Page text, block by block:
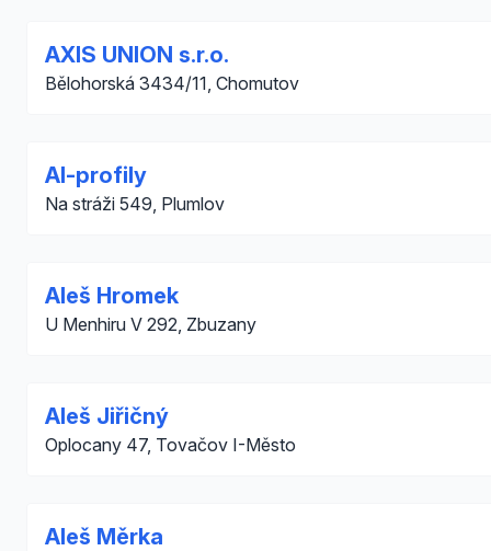
AXIS UNION s.r.o.
Bělohorská 3434/11, Chomutov
Al-profily
Na stráži 549, Plumlov
Aleš Hromek
U Menhiru V 292, Zbuzany
Aleš Jiřičný
Oplocany 47, Tovačov I-Město
Aleš Měrka